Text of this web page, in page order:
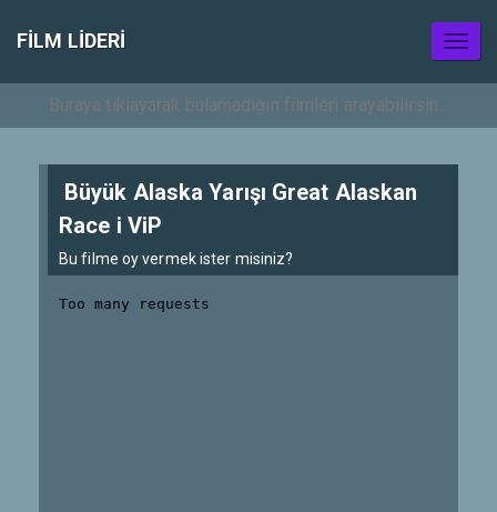
FILM LIDERI
Büyük Alaska Yarışı Great Alaskan
Race i ViP
Bu filme oy vermek ister misiniz?